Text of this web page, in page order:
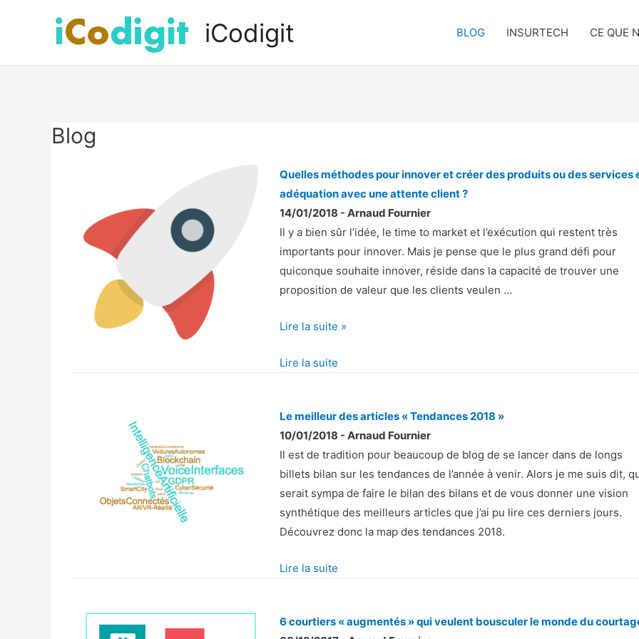
iCodigit BLOG INSURTECH CE QUE
Blog
Quelles méthodes pour innover et créer des produits ou des services
adéquation avec une attente client ?
14/01/2018 - Arnaud Fournier
Il y a bien sûr l’idée, le time to market et l’exécution qui restent très
importants pour innover. Mais je pense que le plus grand défi pour
quiconque souhaite innover, réside dans la capacité de trouver une
proposition de valeur que les clients veulen …
Q
e
e
s
m
é
t
h
o
e
p
o
Lire la suite »
Lire la suite
Le meilleur des articles « Tendances 2018 »
10/01/2018 - Arnaud Fournier
Il est de tradition pour beaucoup de blog de se lancer dans de longs
billets bilan sur les tendances de l’année à venir. Alors je me suis dit,
serait sympa de faire le bilan des bilans et de vous donner une vision
synthétique des meilleurs articles que j’ai pu lire ces derniers jours.
Découvrez donc la map des tendances 2018.
Lire la suite
6 courtiers « augmentés » qui veulent bousculer le monde du